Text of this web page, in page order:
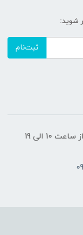
شوید:
ثبت‌نام
ساعات کاری: روزهای شنبه تا چهارشنبه از ساعت 10 الی 19